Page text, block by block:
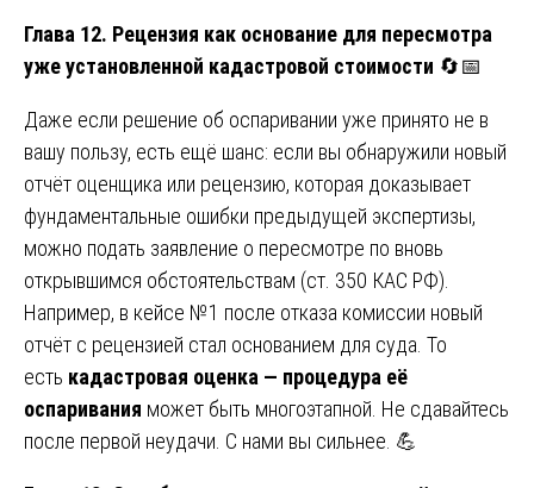
Глава 12. Рецензия как основание для пересмотра
уже установленной кадастровой стоимости 🔄📅
Даже если решение об оспаривании уже принято не в
вашу пользу, есть ещё шанс: если вы обнаружили новый
отчёт оценщика или рецензию, которая доказывает
фундаментальные ошибки предыдущей экспертизы,
можно подать заявление о пересмотре по вновь
открывшимся обстоятельствам (ст. 350 КАС РФ).
Например, в кейсе №1 после отказа комиссии новый
отчёт с рецензией стал основанием для суда. То
есть кадастровая оценка — процедура её
оспаривания может быть многоэтапной. Не сдавайтесь
после первой неудачи. С нами вы сильнее. 💪